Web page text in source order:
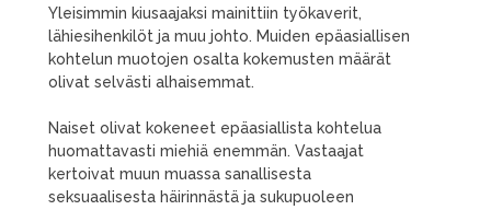
Yleisimmin kiusaajaksi mainittiin työkaverit,
lähiesihenkilöt ja muu johto. Muiden epäasiallisen
kohtelun muotojen osalta kokemusten määrät
olivat selvästi alhaisemmat.
Naiset olivat kokeneet epäasiallista kohtelua
huomattavasti miehiä enemmän. Vastaajat
kertoivat muun muassa sanallisesta
seksuaalisesta häirinnästä ja sukupuoleen